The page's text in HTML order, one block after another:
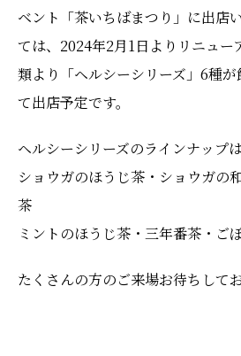
ベント「茶いちばまつり」に出店
ては、2024年2月1日よりリニュ
類より「ヘルシーシリーズ」6種
て出店予定です。
ヘルシーシリーズのラインナップ
ショウガのほうじ茶・ショウガの
茶
ミントのほうじ茶・三年番茶・ご
たくさんの方のご来場お待ちして